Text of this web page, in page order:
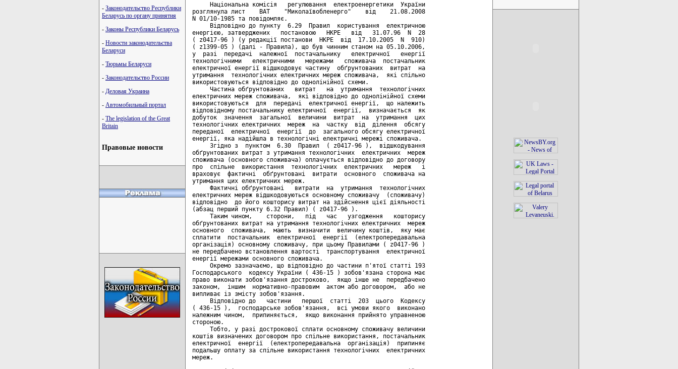
- Законодательство Республики
Беларусь по органу принятия
- Законы Республики Беларусь
- Новости законодательства
Беларуси
- Тюрьмы Беларуси
- Законодательство России
- Деловая Украина
- Автомобильный портал
- The legislation of the Great
Britain
Правовые новости
     Національна комісія   регулювання  електроенергетики  України
розглянула лист    ВАТ    "Миколаївобленерго"    від    21.08.2008
N 01/10-1985 та повідомляє.
     Відповідно до пункту  6.29  Правил  користування  електричною
енергією, затверджених   постановою   НКРЕ   від   31.07.96  N  28
( z0417-96 ) (у редакції постанови  НКРЕ  від  17.10.2005  N  910)
( z1399-05 ) (далі - Правила), що був чинним станом на 05.10.2006,
у  разі  передачі  належної  постачальнику   електричної   енергії
технологічними   електричними   мережами   споживача  постачальник
електричної енергії відшкодовує частину  обґрунтованих  витрат  на
утримання  технологічних електричних мереж споживача,  які спільно
використовуються відповідно до однолінійної схеми.
     Частина обґрунтованих   витрат   на  утримання  технологічних
електричних мереж споживача,  які відповідно до однолінійної схеми
використовуються  для  передачі  електричної енергії,  що належить
відповідному постачальнику електричної  енергії,  визначається  як
добуток  значення  загальної  величини  витрат  на  утримання  цих
технологічних електричних  мереж  на  частку  від  ділення  обсягу
переданої  електричної  енергії  до  загального обсягу електричної
енергії, яка надійшла в технологічні електричні мережі споживача.
     Згідно з  пунктом  6.30  Правил  ( z0417-96 ),  відшкодування
обґрунтованих витрат з утримання технологічних  електричних  мереж
споживача (основного споживача) оплачується відповідно до договору
про  спільне  використання  технологічних  електричних   мереж   і
враховує  фактичні  обґрунтовані  витрати  основного  споживача на
утримання цих електричних мереж.
     Фактичні обґрунтовані   витрати  на  утримання  технологічних
електричних мереж відшкодовуються основному споживачу  (споживачу)
відповідно  до його кошторису витрат на здійснення цієї діяльності
(абзац перший пункту 6.32 Правил) ( z0417-96 ).
     Таким чином,    сторони,   під   час   узгодження   кошторису
обґрунтованих витрат на утримання технологічних електричних  мереж
основного  споживача,  мають  визначити  величину коштів,  яку має
сплатити  постачальник  електричної  енергії  (електропередавальна
організація) основному споживачу, при цьому Правилами ( z0417-96 )
не передбачено встановлення вартості  транспортування  електричної
енергії мережами основного споживача.
     Окремо зазначаємо, що відповідно до частини п'ятої статті 193
Господарського  кодексу України ( 436-15 ) зобов'язана сторона має
право виконати зобов'язання достроково,  якщо інше не  передбачено
законом,  іншим  нормативно-правовим  актом або договором,  або не
випливає із змісту зобов'язання.
     Відповідно до   частини   першої  статті  203  цього  Кодексу
( 436-15 ),  господарське зобов'язання,  всі умови якого  виконано
належним чином,  припиняється,  якщо виконання прийнято управненою
стороною.
     Тобто, у разі дострокової сплати основному споживачу величини
коштів визначених договором про спільне використання, постачальник
електричної  енергії  (електропередавальна  організація)  припиняє
подальшу оплату за спільне використання технологічних  електричних
мереж.